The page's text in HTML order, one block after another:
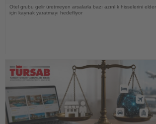
Otel grubu gelir üretmeyen arsalarla bazı azınlık hisselerini
için kaynak yaratmayı hedefliyor